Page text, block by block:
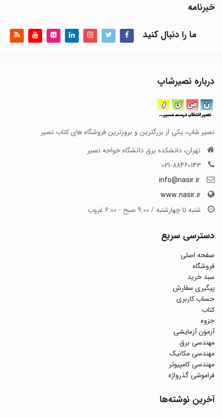
خبرنامه
ما را دنبال کنید
درباره نصیرشاپ
نصیر شاپ، یکی از بزرگترین و بروزترین فروشگاه های کتاب نصیر
تهران، دانشکده برق دانشگاه خواجه نصیر
021-88460143
info@nasir.ir
www.nasir.ir
شنبه تا چهارشنبه / 9:00 صبح - 6:00 غروب
دسترسی سریع
صفحه اصلی
فروشگاه
سبد خرید
پیگیری سفارش
حساب کاربری
کتاب
جزوه
آزمون آزمایشی
مهندسی برق
مهندسی مکانیک
مهندسی کامپیوتر
فراموشی گذرواژه
آخرین نوشته‌ها